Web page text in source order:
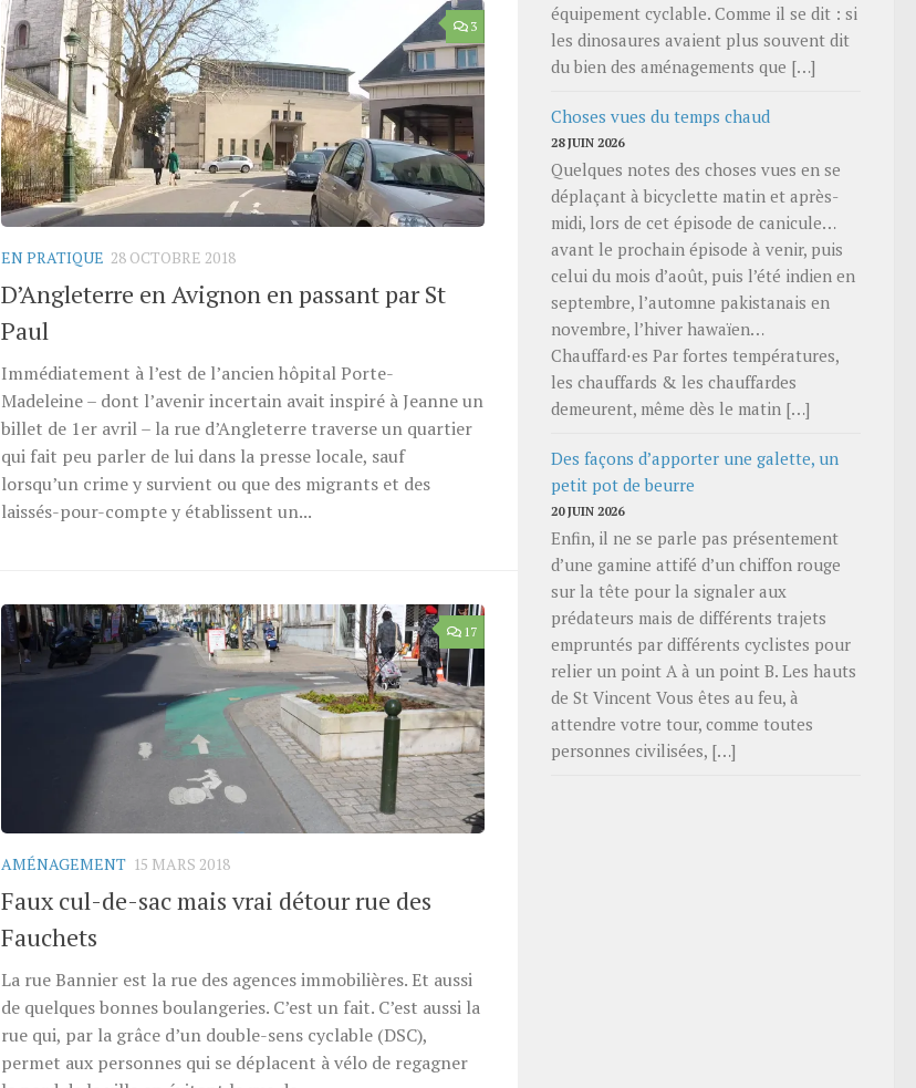
3
EN PRATIQUE 28 OCTOBRE 2018
D’Angleterre en Avignon en passant par St
Paul
Immédiatement à l’est de l’ancien hôpital Porte-
Madeleine – dont l’avenir incertain avait inspiré à Jeanne un
billet de 1er avril – la rue d’Angleterre traverse un quartier
qui fait peu parler de lui dans la presse locale, sauf
lorsqu’un crime y survient ou que des migrants et des
laissés-pour-compte y établissent un...
17
AMÉNAGEMENT 15 MARS 2018
Faux cul-de-sac mais vrai détour rue des
Fauchets
La rue Bannier est la rue des agences immobilières. Et aussi
de quelques bonnes boulangeries. C’est un fait. C’est aussi la
rue qui, par la grâce d’un double-sens cyclable (DSC),
permet aux personnes qui se déplacent à vélo de regagner
équipement cyclable. Comme il se dit : si
les dinosaures avaient plus souvent dit
du bien des aménagements que […]
Choses vues du temps chaud
28 JUIN 2026
Quelques notes des choses vues en se
déplaçant à bicyclette matin et après-
midi, lors de cet épisode de canicule…
avant le prochain épisode à venir, puis
celui du mois d’août, puis l’été indien en
septembre, l’automne pakistanais en
novembre, l’hiver hawaïen…
Chauffard⋅es Par fortes températures,
les chauffards & les chauffardes
demeurent, même dès le matin […]
Des façons d’apporter une galette, un
petit pot de beurre
20 JUIN 2026
Enfin, il ne se parle pas présentement
d’une gamine attifé d’un chiffon rouge
sur la tête pour la signaler aux
prédateurs mais de différents trajets
empruntés par différents cyclistes pour
relier un point A à un point B. Les hauts
de St Vincent Vous êtes au feu, à
attendre votre tour, comme toutes
personnes civilisées, […]